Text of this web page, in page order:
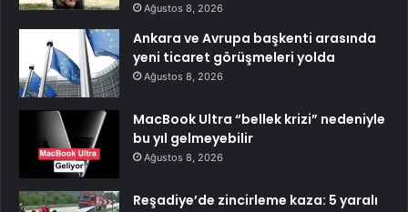
Ağustos 8, 2026
Ankara ve Avrupa başkenti arasında
yeni ticaret görüşmeleri yolda
Ağustos 8, 2026
MacBook Ultra “bellek krizi” nedeniyle
bu yıl gelmeyebilir
Ağustos 8, 2026
Reşadiye’de zincirleme kaza: 5 yaralı